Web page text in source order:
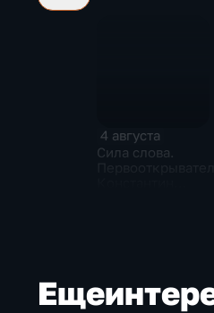
4 августа
Сила слова.
Еще